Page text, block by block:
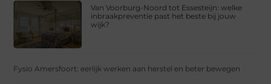
Van Voorburg-Noord tot Essesteijn: welke
inbraakpreventie past het beste bij jouw
wijk?
Fysio Amersfoort: eerlijk werken aan herstel en beter bewegen